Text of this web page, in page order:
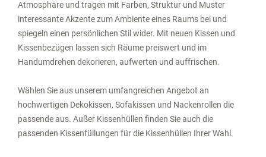
Atmosphäre und tragen mit Farben, Struktur und Muster
interessante Akzente zum Ambiente eines Raums bei und
spiegeln einen persönlichen Stil wider. Mit neuen Kissen und
Kissenbezügen lassen sich Räume preiswert und im
Handumdrehen dekorieren, aufwerten und auffrischen.
Wählen Sie aus unserem umfangreichen Angebot an
hochwertigen Dekokissen, Sofakissen und Nackenrollen die
passende aus. Außer Kissenhüllen finden Sie auch die
passenden Kissenfüllungen für die Kissenhüllen Ihrer Wahl.